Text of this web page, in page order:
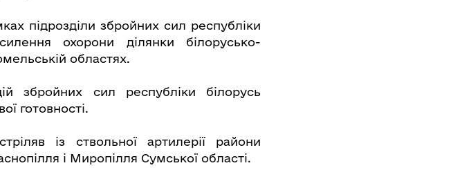
підрозділи збройних сил республіки
охорони ділянки білорусько-
областях.
збройних сил республіки білорусь
готовності.
із ствольної артилерії райони
і Миропілля Сумської області.